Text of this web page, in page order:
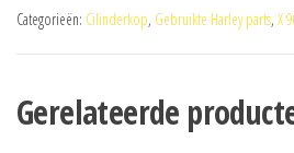
Categorieën: Cilinderkop, Gebruikte Harley parts, X
Gerelateerde